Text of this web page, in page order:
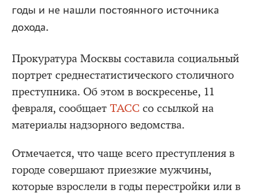
годы и не нашли постоянного источника
дохода.
Прокуратура Москвы составила социальный
портрет среднестатистического столичного
преступника. Об этом в воскресенье, 11
февраля, сообщает ТАСС со ссылкой на
материалы надзорного ведомства.
Отмечается, что чаще всего преступления в
городе совершают приезжие мужчины,
которые взрослели в годы перестройки или в